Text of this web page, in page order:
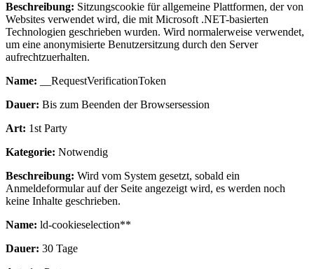
Beschreibung: Sitzungscookie für allgemeine Plattformen, der von
Websites verwendet wird, die mit Microsoft .NET-basierten
Technologien geschrieben wurden. Wird normalerweise verwendet,
um eine anonymisierte Benutzersitzung durch den Server
aufrechtzuerhalten.
Name: __RequestVerificationToken
Dauer: Bis zum Beenden der Browsersession
Art: 1st Party
Kategorie: Notwendig
Beschreibung: Wird vom System gesetzt, sobald ein
Anmeldeformular auf der Seite angezeigt wird, es werden noch
keine Inhalte geschrieben.
Name: ld-cookieselection**
Dauer: 30 Tage